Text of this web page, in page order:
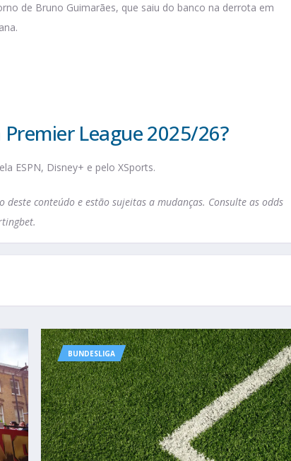
de Bruno Guimarães, que saiu do banco na derrota em
League 2025/26?
ESPN, Disney+ e pelo XSports.
conteúdo e estão sujeitas a mudanças. Consulte as odds
BUNDESLIGA